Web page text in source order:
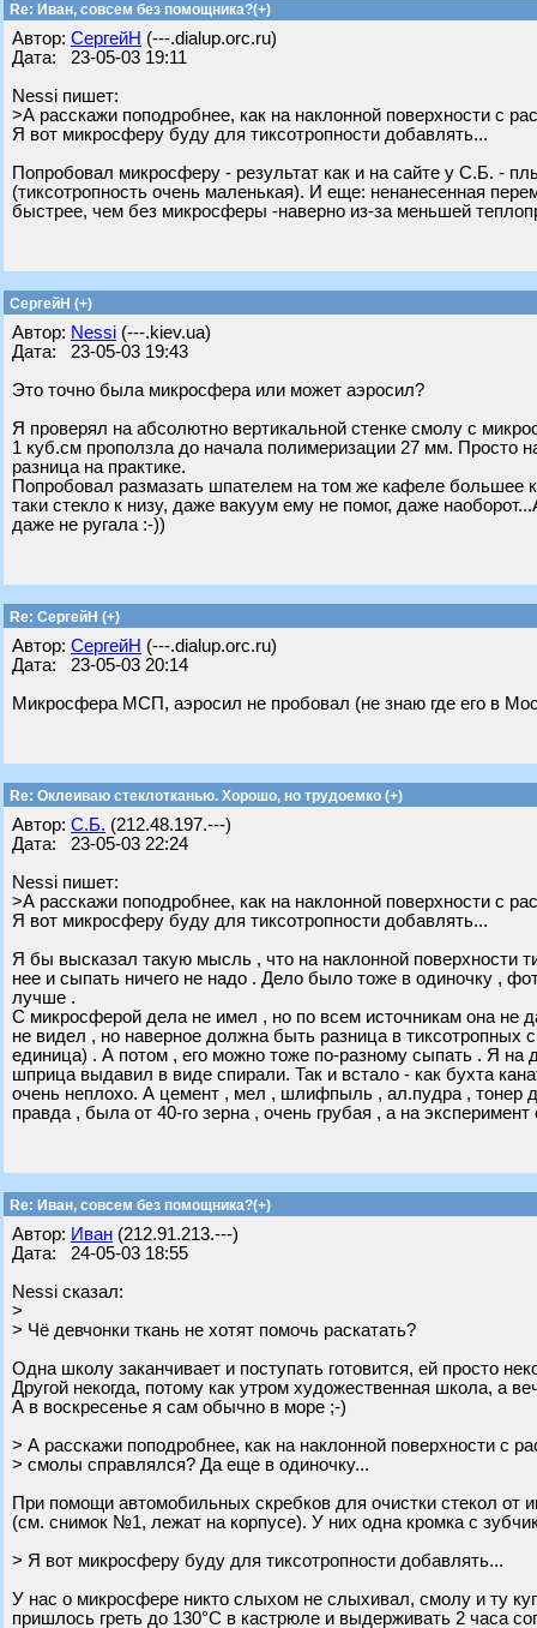
Re: Иван, совсем без помощника?(+)
Автор: СергейН (---.dialup.orc.ru)
Дата: 23-05-03 19:11
Nessi пишет:
>А расскажи поподробнее, как на наклонной поверхности с
Я вот микросферу буду для тиксотропности добавлять...
Попробовал микросферу - результат как и на сайте у С.Б. -
(тиксотропность очень маленькая). И еще: ненанесенная
быстрее, чем без микросферы -наверно из-за меньшей
CергейН (+)
Автор: Nessi (---.kiev.ua)
Дата: 23-05-03 19:43
Это точно была микросфера или может аэросил?
Я проверял на абсолютно вертикальной стенке смолу с
1 куб.см проползла до начала полимеризации 27 мм. Просто
разница на практике.
Попробовал размазать шпателем на том же кафеле большее
таки стекло к низу, даже вакуум ему не помог, даже
даже не ругала :-))
Re: CергейН (+)
Автор: СергейН (---.dialup.orc.ru)
Дата: 23-05-03 20:14
Микросфера МСП, аэросил не пробовал (не знаю где его в
Re: Оклеиваю стеклотканью. Хорошо, но трудоемко (+)
Автор: С.Б. (212.48.197.---)
Дата: 23-05-03 22:24
Nessi пишет:
>А расскажи поподробнее, как на наклонной поверхности с
Я вот микросферу буду для тиксотропности добавлять...
Я бы высказал такую мысль , что на наклонной поверхности
нее и сыпать ничего не надо . Дело было тоже в одиночку ,
лучше .
С микросферой дела не имел , но по всем источникам она не
не видел , но наверное должна быть разница в тиксотропных
единица) . А потом , его можно тоже по-разному сыпать . Я на
шприца выдавил в виде спирали. Так и встало - как бухта
очень неплохо. А цемент , мел , шлифпыль , ал.пудра , тонер
правда , была от 40-го зерна , очень грубая , а на
Re: Иван, совсем без помощника?(+)
Автор: Иван (212.91.213.---)
Дата: 24-05-03 18:55
Nessi сказал:
>
> Чё девчонки ткань не хотят помочь раскатать?
Одна школу заканчивает и поступать готовится, ей просто
Другой некогда, потому как утром художественная школа, а
А в воскресенье я сам обычно в море ;-)
> А расскажи поподробнее, как на наклонной поверхности с
> смолы справлялся? Да еще в одиночку...
При помощи автомобильных скребков для очистки стекол от
(см. снимок №1, лежат на корпусе). У них одна кромка с
> Я вот микросферу буду для тиксотропности добавлять...
У нас о микросфере никто слыхом не слыхивал, смолу и ту
пришлось греть до 130°С в кастрюле и выдерживать 2 часа